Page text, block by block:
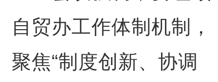
自贸办工作体制机制，
聚焦“制度创新、协调